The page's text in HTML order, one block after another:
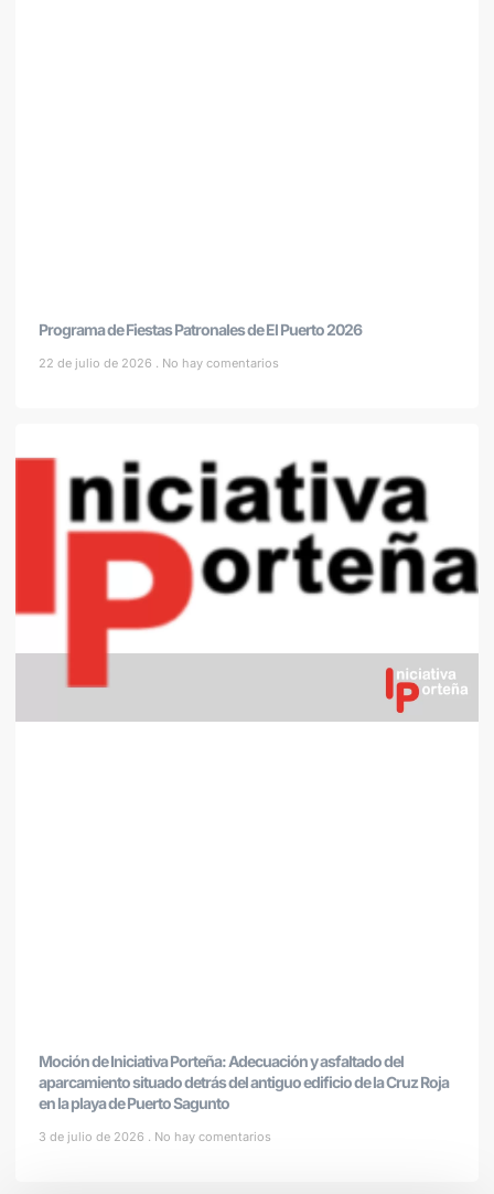
Programa de Fiestas Patronales de El Puerto 2026
22 de julio de 2026 No hay comentarios
Moción de Iniciativa Porteña: Adecuación y asfaltado del
aparcamiento situado detrás del antiguo edificio de la Cruz Roja
en la playa de Puerto Sagunto
3 de julio de 2026 No hay comentarios